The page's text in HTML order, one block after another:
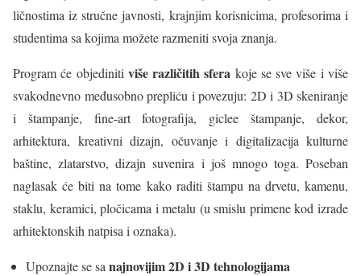
ličnostima iz stručne javnosti, krajnjim korisnicima, profesorima i
studentima sa kojima možete razmeniti svoja znanja.
Program će objediniti više različitih sfera koje se sve više i više
svakodnevno međusobno prepliću i povezuju: 2D i 3D skeniranje
i štampanje, fine-art fotografija, giclee štampanje, dekor,
arhitektura, kreativni dizajn, očuvanje i digitalizacija kulturne
baštine, zlatarstvo, dizajn suvenira i još mnogo toga. Poseban
naglasak će biti na tome kako raditi štampu na drvetu, kamenu,
staklu, keramici, pločicama i metalu (u smislu primene kod izrade
arhitektonskih natpisa i oznaka).
Upoznajte se sa najnovijim 2D i 3D tehnologijama